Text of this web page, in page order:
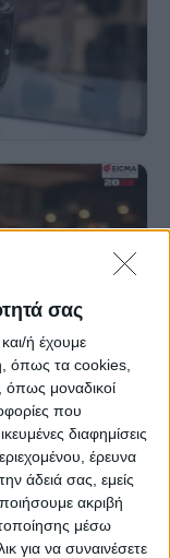
σας
ή έχουμε
όπως τα cookies,
όπως μοναδικοί
που
διαφημίσεις
έρευνα
άδειά σας, εμείς
ακριβή
μέσω
για να συναινέσετε